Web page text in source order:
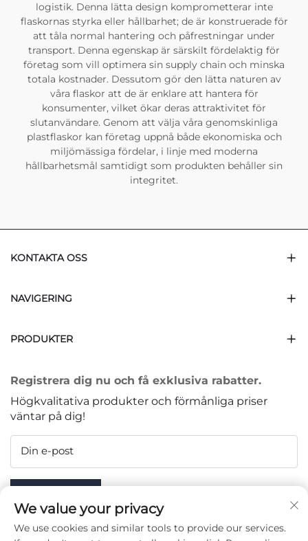
logistik. Denna lätta design komprometterar inte
flaskornas styrka eller hållbarhet; de är konstruerade för
att tåla normal hantering och påfrestningar under
transport. Denna egenskap är särskilt fördelaktig för
företag som vill optimera sin supply chain och minska
totala kostnader. Dessutom gör den lätta naturen av
våra flaskor att de är enklare att hantera för
konsumenter, vilket ökar deras attraktivitet för
slutanvändare. Genom att välja våra genomskinliga
plastflaskor kan företag uppnå både ekonomiska och
miljömässiga fördelar, i linje med moderna
hållbarhetsmål samtidigt som produkten behåller sin
integritet.
KONTAKTA OSS
NAVIGERING
PRODUKTER
Registrera dig nu och få exklusiva rabatter.
Högkvalitativa produkter och förmånliga priser
väntar på dig!
Din e-post
We value your privacy
We use cookies and similar tools to provide our services.